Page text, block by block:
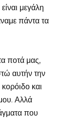
μεγάλη
πάντα τα
ποτά μας,
αυτήν την
και
Αλλά
που